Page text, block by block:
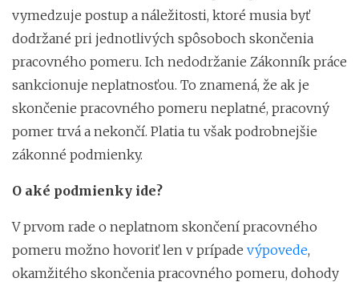
vymedzuje postup a náležitosti, ktoré musia byť
dodržané pri jednotlivých spôsoboch skončenia
pracovného pomeru. Ich nedodržanie Zákonník práce
sankcionuje neplatnosťou. To znamená, že ak je
skončenie pracovného pomeru neplatné, pracovný
pomer trvá a nekončí. Platia tu však podrobnejšie
zákonné podmienky.
O aké podmienky ide?
V prvom rade o neplatnom skončení pracovného
pomeru možno hovoriť len v prípade výpovede,
okamžitého skončenia pracovného pomeru, dohody